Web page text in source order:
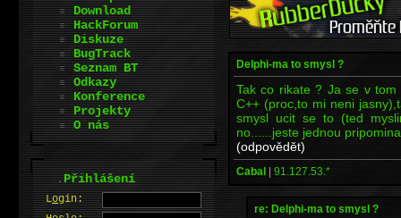
Delphi-ma to smysl ?
Tak co rikate ? Ja se v tom
C++ (proc,to mi neni
smysl ucit se to (ted
no......jeste jednou
(odpovědět)
Cabal | 91.127.53.*
re: Delphi-ma to smysl ?
Download
HackForum
Diskuze
BugTrack
Seznam BT
Odkazy
Konference
Projekty
O nás
.Přihlášení
Login: